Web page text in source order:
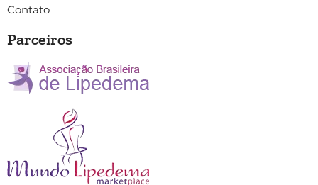
Contato
Parceiros